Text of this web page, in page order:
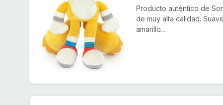
Producto auténtico de
de muy alta calidad.
amarillo...